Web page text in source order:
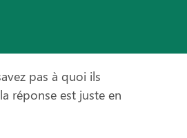
pas à quoi ils
réponse est juste en